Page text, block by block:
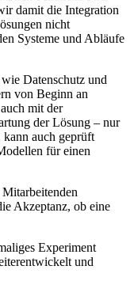
damit die Integration
nicht
Systeme und Abläufe
Datenschutz und
von Beginn an
mit der
der Lösung – nur
auch geprüft
für einen
Akzeptanz, ob eine
Experiment
und